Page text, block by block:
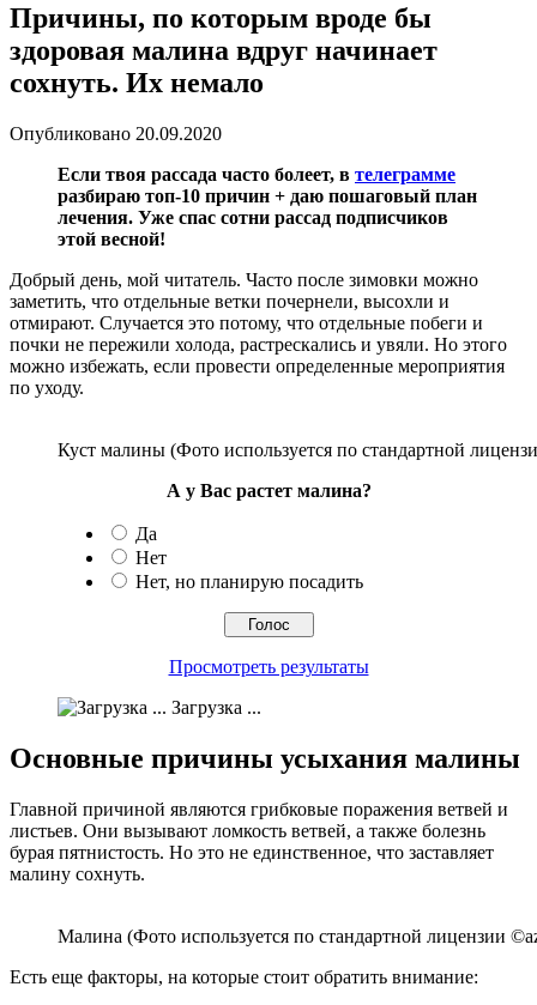
Причины, по которым вроде бы
здоровая малина вдруг начинает
сохнуть. Их немало
Опубликовано 20.09.2020
Если твоя рассада часто болеет, в телеграмме
разбираю топ-10 причин + даю пошаговый план
лечения. Уже спас сотни рассад подписчиков
этой весной!
Добрый день, мой читатель. Часто после зимовки можно
заметить, что отдельные ветки почернели, высохли и
отмирают. Случается это потому, что отдельные побеги и
почки не пережили холода, растрескались и увяли. Но этого
можно избежать, если провести определенные мероприятия
по уходу.
Куст малины (Фото используется по стандартной
А у Вас растет малина?
Да
Нет
Нет, но планирую посадить
Просмотреть результаты
Загрузка ...
Основные причины усыхания малины
Главной причиной являются грибковые поражения ветвей и
листьев. Они вызывают ломкость ветвей, а также болезнь
бурая пятнистость. Но это не единственное, что заставляет
малину сохнуть.
Малина (Фото используется по стандартной лицензии
Есть еще факторы, на которые стоит обратить внимание: